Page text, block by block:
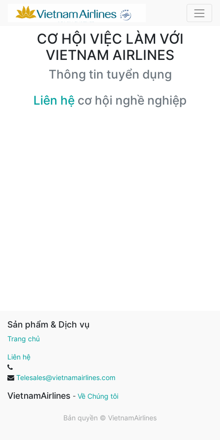
CƠ HỘI VIỆC LÀM VỚI
VIETNAM AIRLINES
Thông tin tuyển dụng
Liên hệ cơ hội nghề nghiệp
Sản phẩm & Dịch vụ
Trang chủ
Liên hệ
Telesales@vietnamairlines.com
VietnamAirlines - Về Chúng tôi
Bản quyền © VietnamAirlines